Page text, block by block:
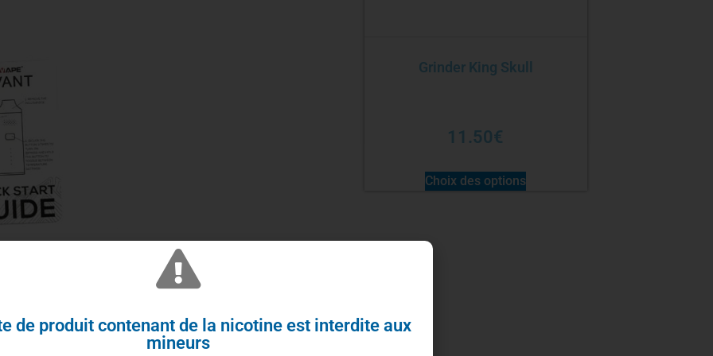
de la marque grâce à son format ultra-
Conçu pour la vaporisation des plantes
Grinder King Skull
11.50€
Choix des options
de produit contenant de la nicotine est interdite aux
mineurs